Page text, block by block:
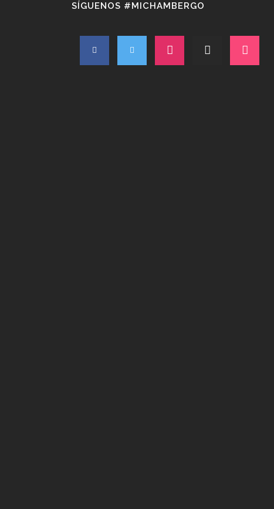
SÍGUENOS #MICHAMBERGO